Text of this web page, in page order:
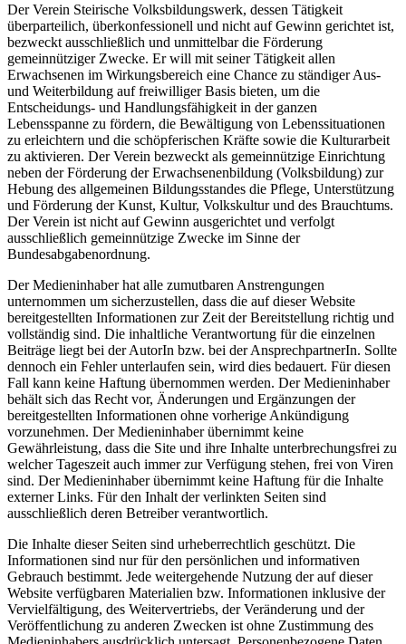
Der Verein Steirische Volksbildungswerk, dessen Tätigkeit
überparteilich, überkonfessionell und nicht auf Gewinn gerichtet ist,
bezweckt ausschließlich und unmittelbar die Förderung
gemeinnütziger Zwecke. Er will mit seiner Tätigkeit allen
Erwachsenen im Wirkungsbereich eine Chance zu ständiger Aus-
und Weiterbildung auf freiwilliger Basis bieten, um die
Entscheidungs- und Handlungsfähigkeit in der ganzen
Lebensspanne zu fördern, die Bewältigung von Lebenssituationen
zu erleichtern und die schöpferischen Kräfte sowie die Kulturarbeit
zu aktivieren. Der Verein bezweckt als gemeinnützige Einrichtung
neben der Förderung der Erwachsenenbildung (Volksbildung) zur
Hebung des allgemeinen Bildungsstandes die Pflege, Unterstützung
und Förderung der Kunst, Kultur, Volkskultur und des Brauchtums.
Der Verein ist nicht auf Gewinn ausgerichtet und verfolgt
ausschließlich gemeinnützige Zwecke im Sinne der
Bundesabgabenordnung.
Der Medieninhaber hat alle zumutbaren Anstrengungen
unternommen um sicherzustellen, dass die auf dieser Website
bereitgestellten Informationen zur Zeit der Bereitstellung richtig und
vollständig sind. Die inhaltliche Verantwortung für die einzelnen
Beiträge liegt bei der AutorIn bzw. bei der AnsprechpartnerIn. Sollte
dennoch ein Fehler unterlaufen sein, wird dies bedauert. Für diesen
Fall kann keine Haftung übernommen werden. Der Medieninhaber
behält sich das Recht vor, Änderungen und Ergänzungen der
bereitgestellten Informationen ohne vorherige Ankündigung
vorzunehmen. Der Medieninhaber übernimmt keine
Gewährleistung, dass die Site und ihre Inhalte unterbrechungsfrei zu
welcher Tageszeit auch immer zur Verfügung stehen, frei von Viren
sind. Der Medieninhaber übernimmt keine Haftung für die Inhalte
externer Links. Für den Inhalt der verlinkten Seiten sind
ausschließlich deren Betreiber verantwortlich.
Die Inhalte dieser Seiten sind urheberrechtlich geschützt. Die
Informationen sind nur für den persönlichen und informativen
Gebrauch bestimmt. Jede weitergehende Nutzung der auf dieser
Website verfügbaren Materialien bzw. Informationen inklusive der
Vervielfältigung, des Weitervertriebs, der Veränderung und der
Veröffentlichung zu anderen Zwecken ist ohne Zustimmung des